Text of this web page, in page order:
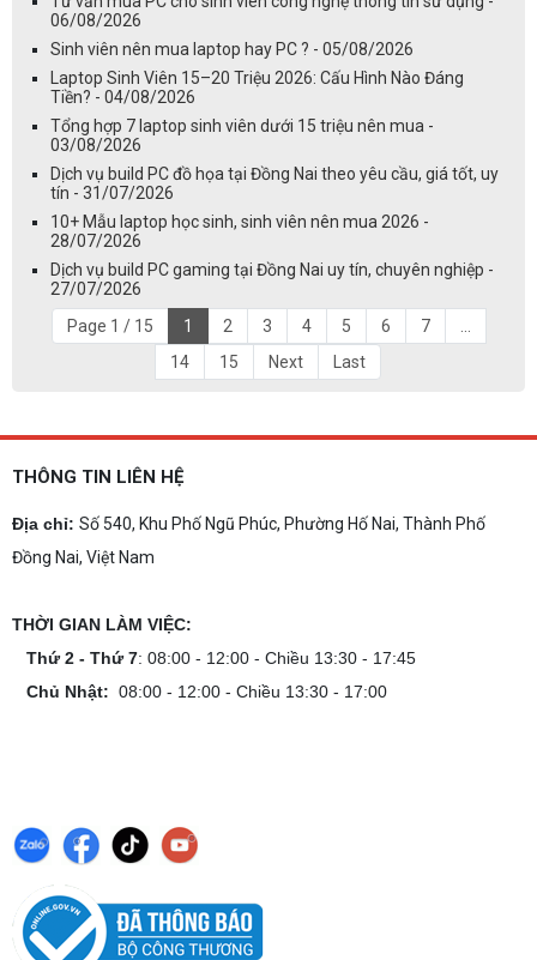
06/08/2026
Sinh viên nên mua laptop hay PC ? - 05/08/2026
Laptop Sinh Viên 15–20 Triệu 2026: Cấu Hình Nào Đáng
Tiền? - 04/08/2026
Tổng hợp 7 laptop sinh viên dưới 15 triệu nên mua -
03/08/2026
Dịch vụ build PC đồ họa tại Đồng Nai theo yêu cầu, giá tốt, uy
tín - 31/07/2026
10+ Mẫu laptop học sinh, sinh viên nên mua 2026 -
28/07/2026
Dịch vụ build PC gaming tại Đồng Nai uy tín, chuyên nghiệp -
27/07/2026
Page 1 / 15
1 2 3 4 5 6 7
...
14
15 Next Last
THÔNG TIN LIÊN HỆ
Địa chỉ: Số 540, Khu Phố Ngũ Phúc, Phường Hố Nai, Thành Phố
Đồng Nai, Việt Nam
THỜI GIAN LÀM VIỆC:
Thứ 2 - Thứ 7: 08:00 - 12:00 - Chiều 13:30 - 17:45
Chủ Nhật: 08:00 - 12:00 - Chiều 13:30 - 17:00